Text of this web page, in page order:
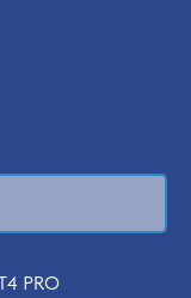
PRO